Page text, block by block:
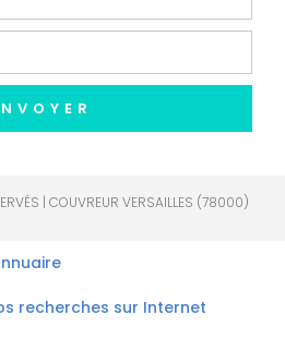
| COUVREUR VERSAILLES (78000)
recherches sur Internet